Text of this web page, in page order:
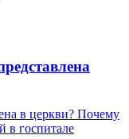
в церкви? Почему
в госпитале